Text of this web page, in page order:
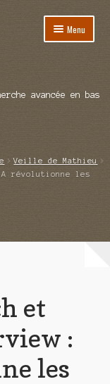
Menu
Ouvrir
avancée en bas
Veille de Mathieu
révolutionne les
et
:
les